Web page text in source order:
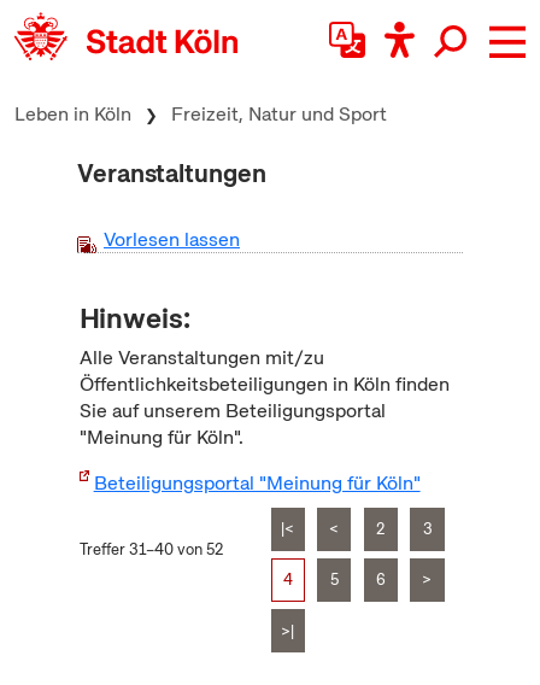
zum Inhalt springen
Leben in Köln Freizeit, Natur und Sport
Veranstaltungen
Vorlesen lassen
Hinweis:
Alle Veranstaltungen mit/zu
Öffentlichkeitsbeteiligungen in Köln finden
Sie auf unserem Beteiligungsportal
"Meinung für Köln".
Beteiligungsportal "Meinung für Köln"
Treffer 31–40 von 52
|< < 2 3
4 5 6 >
>|